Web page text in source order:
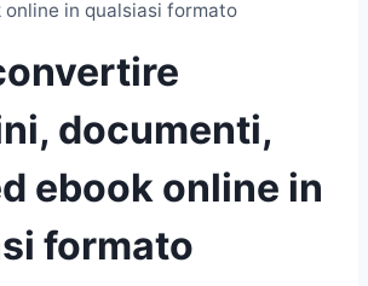
in qualsiasi formato
documenti,
ebook online in
formato